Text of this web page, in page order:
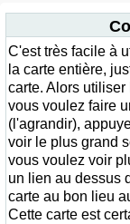
C'est très facile à
la carte entière,
carte. Alors
vous voulez faire
(l'agrandir),
voir le plus grand
vous voulez voir
un lien au dessus
carte au bon lieu
Cette carte est